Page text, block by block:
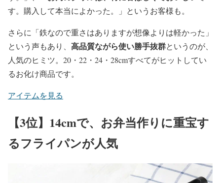
す。購入して本当によかった。」というお客様も。
さらに「鉄なので重さはありますが想像よりは軽かった」
という声もあり、 高品質ながら使い勝手抜群というのが、
人気のヒミツ。20・22・24・28cmすべてがヒットしてい
るお化け商品です。
アイテムを見る
【3位】14cmで、お弁当作りに重宝す
るフライパンが人気